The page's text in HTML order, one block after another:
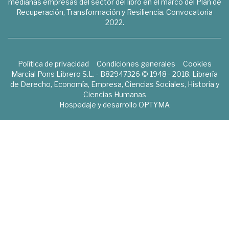
medianas empresas del sector del libro en el marco del Plan de
Recuperación, Transformación y Resiliencia. Convocatoria
2022.
Política de privacidad Condiciones generales
Cookies
Marcial Pons Librero S.L. - B82947326 © 1948 - 2018. Librería
de Derecho, Economía, Empresa, Ciencias Sociales, Historia y
Ciencias Humanas
Hospedaje y desarrollo OPTYMA